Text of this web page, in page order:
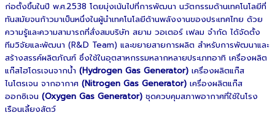
ก่อตั้งขึ้นในปี พ.ศ.2538 โดยมุ่งเน้นไปที่การพัฒนา นวัตกรรมด้านเทคโนโลยีที่
ทันสมัยจนก้าวมาเป็นหนึ่งในผู้นำเทคโนโลยีด้านพลังงานของประเทศไทย ด้วย
ความรู้และความสามารถที่สั่งสมบริษัท สยาม วอเตอร์ เฟลม จำกัด ได้จัดตั้ง
ทีมวิจัยและพัฒนา (R&D Team) และขยายสายการผลิต สำหรับการพัฒนาและ
สร้างสรรค์ผลิตภัณฑ์ ซึ่งใช้ในอุตสาหกรรมหลากหลายประเภทอาทิ เครื่องผลิต
แก๊สไฮโดรเจนจากน้ำ (Hydrogen Gas Generator) เครื่องผลิตแก๊ส
ไนโตรเจน จากอากาศ (Nitrogen Gas Generator) เครื่องผลิตแก๊ส
ออกซิเจน (Oxygen Gas Generator) ชุดควบคุมสภาพอากาศที่ใช้ในโรง
เรือนเลี้ยงสัตว์